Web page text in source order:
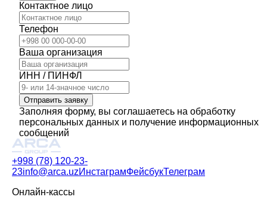
Контактное лицо
Телефон
Ваша организация
ИНН / ПИНФЛ
Отправить заявку
Заполняя форму, вы соглашаетесь на обработку
персональных данных и получение информационных
сообщений
+998 (78) 120-23-
23info@arca.uzИнстаграмФейсбукТелеграм
Онлайн-кассы